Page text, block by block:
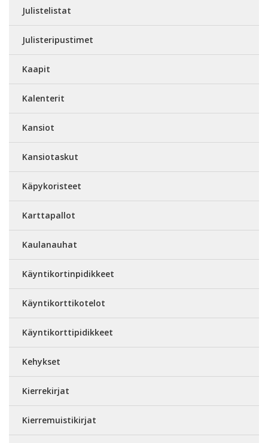
Julistelistat
Julisteripustimet
Kaapit
Kalenterit
Kansiot
Kansiotaskut
Käpykoristeet
Karttapallot
Kaulanauhat
Käyntikortinpidikkeet
Käyntikorttikotelot
Käyntikorttipidikkeet
Kehykset
Kierrekirjat
Kierremuistikirjat